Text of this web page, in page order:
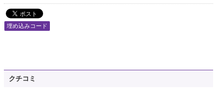
埋め込みコード
クチコミ